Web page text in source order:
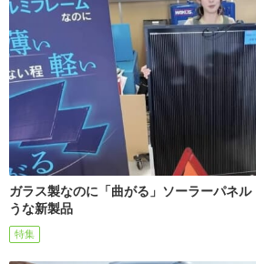
ガラス製なのに「曲がる」ソーラーパネ
うな新製品
特集